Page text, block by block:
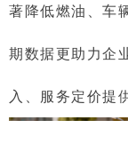
著降低燃油、车
期数据更助力企
入、服务定价提